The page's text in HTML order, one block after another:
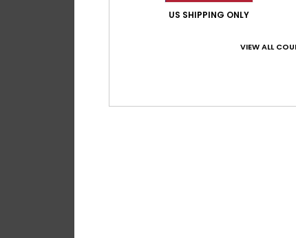
US SHIPPING ONLY
VIEW ALL